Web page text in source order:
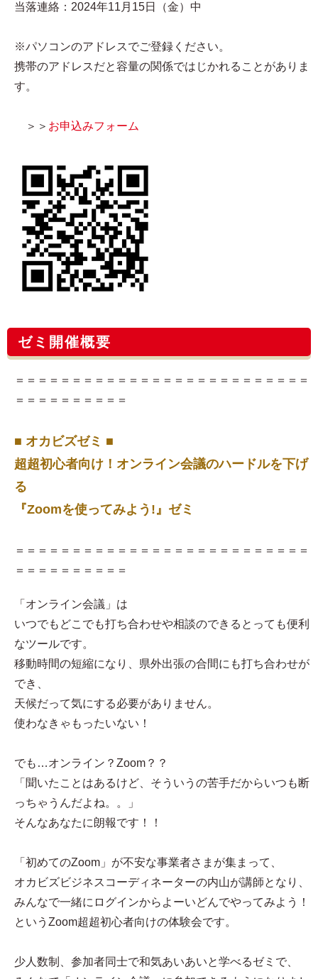
当落連絡：2024年11月15日（金）中
※パソコンのアドレスでご登録ください。
携帯のアドレスだと容量の関係ではじかれることがありま
す。
＞＞ お申込みフォーム
ゼミ開催概要
＝＝＝＝＝＝＝＝＝＝＝＝＝＝＝＝＝＝＝＝＝＝＝＝＝＝
＝＝＝＝＝＝＝＝＝＝
■ オカビズゼミ ■
超超初心者向け！オンライン会議のハードルを下げ
る
『Zoomを使ってみよう!』ゼミ
＝＝＝＝＝＝＝＝＝＝＝＝＝＝＝＝＝＝＝＝＝＝＝＝＝＝
＝＝＝＝＝＝＝＝＝＝
「オンライン会議」は
いつでもどこでも打ち合わせや相談のできるとっても便利
なツールです。
移動時間の短縮になり、県外出張の合間にも打ち合わせが
でき、
天候だって気にする必要がありません。
使わなきゃもったいない！
でも…オンライン？Zoom？？
「聞いたことはあるけど、そういうの苦手だからいつも断
っちゃうんだよね。。」
そんなあなたに朗報です！！
「初めてのZoom」が不安な事業者さまが集まって、
オカビズビジネスコーディネーターの内山が講師となり、
みんなで一緒にログインからよーいどんでやってみよう！
というZoom超超初心者向けの体験会です。
少人数制、参加者同士で和気あいあいと学べるゼミで、